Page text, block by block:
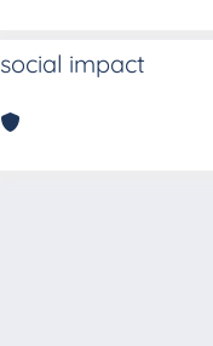
social impact